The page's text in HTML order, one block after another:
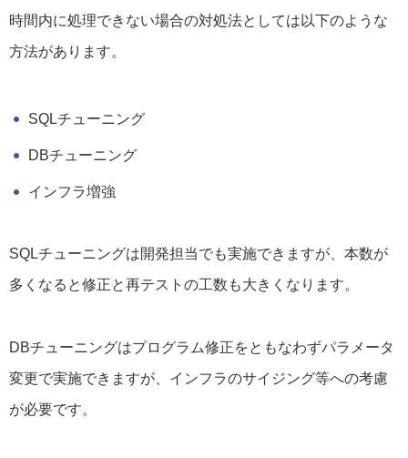
時間内に処理できない場合の対処法としては以下のような
方法があります。
SQLチューニング
DBチューニング
インフラ増強
SQLチューニングは開発担当でも実施できますが、本数が
多くなると修正と再テストの工数も大きくなります。
DBチューニングはプログラム修正をともなわずパラメータ
変更で実施できますが、インフラのサイジング等への考慮
が必要です。